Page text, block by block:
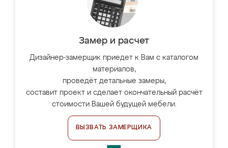
Замер и расчет
Дизайнер-замерщик приедет к Вам с каталогом
материалов,
проведёт детальные замеры,
составит проект и сделает окончательный расчёт
стоимости Вашей будущей мебели.
ВЫЗВАТЬ ЗАМЕРЩИКА